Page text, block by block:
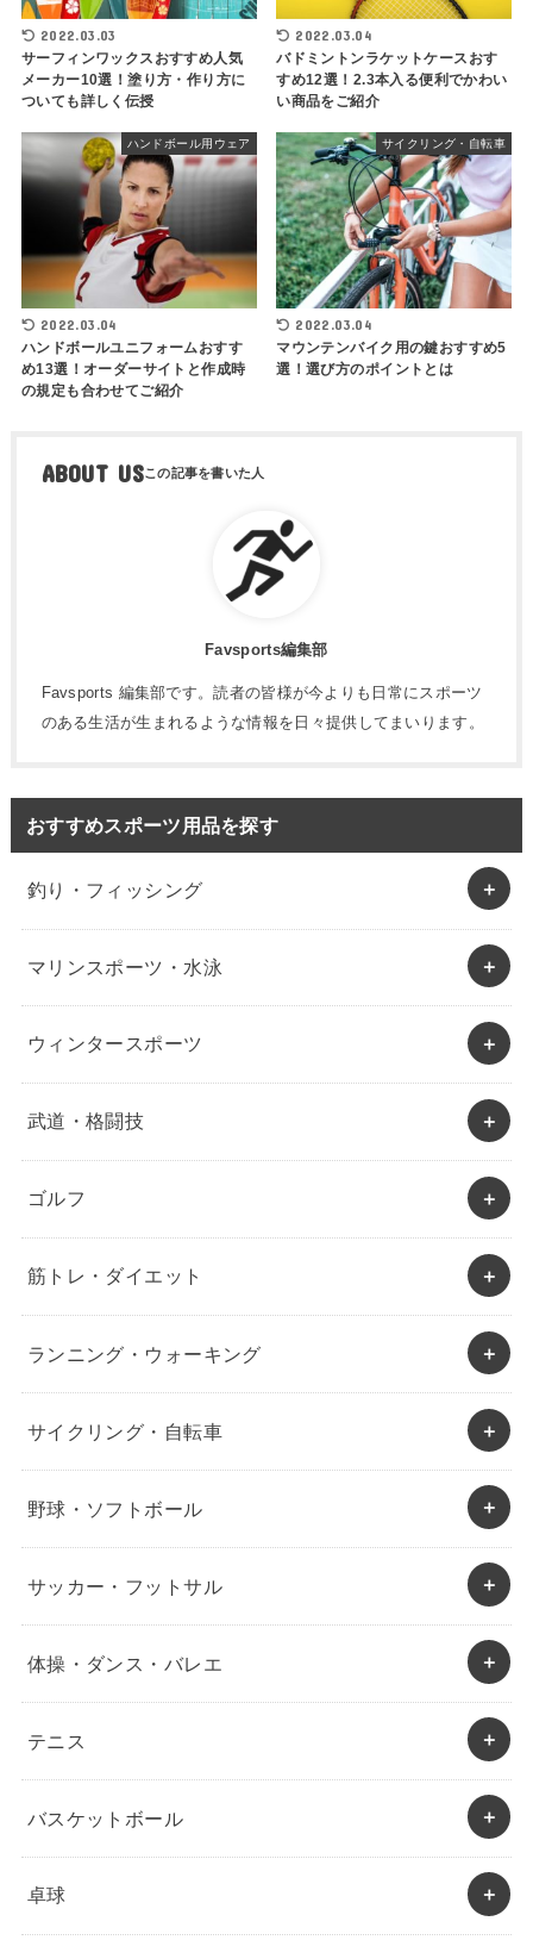
2022.03.03
サーフィンワックスおすすめ人気
メーカー10選！塗り方・作り方に
ついても詳しく伝授
2022.03.04
バドミントンラケットケースおす
すめ12選！2.3本入る便利でかわい
い商品をご紹介
ハンドボール用ウェア
2022.03.04
ハンドボールユニフォームおすす
め13選！オーダーサイトと作成時
の規定も合わせてご紹介
サイクリング・自転車
2022.03.04
マウンテンバイク用の鍵おすすめ5
選！選び方のポイントとは
ABOUT US
Favsports編集部
Favsports 編集部です。読者の皆様が今よりも日常にスポーツ
のある生活が生まれるような情報を日々提供してまいります。
おすすめスポーツ用品を探す
釣り・フィッシング
マリンスポーツ・水泳
ウィンタースポーツ
武道・格闘技
ゴルフ
筋トレ・ダイエット
ランニング・ウォーキング
サイクリング・自転車
野球・ソフトボール
サッカー・フットサル
体操・ダンス・バレエ
テニス
バスケットボール
卓球